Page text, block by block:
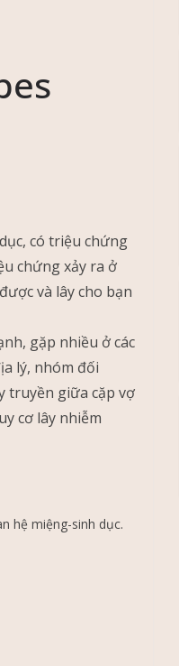
có triệu chứng
chứng xảy ra ở
và lây cho bạn
gặp nhiều ở các
lý, nhóm đối
truyền giữa cặp vợ
cơ lây nhiễm
hệ miệng-sinh dục.